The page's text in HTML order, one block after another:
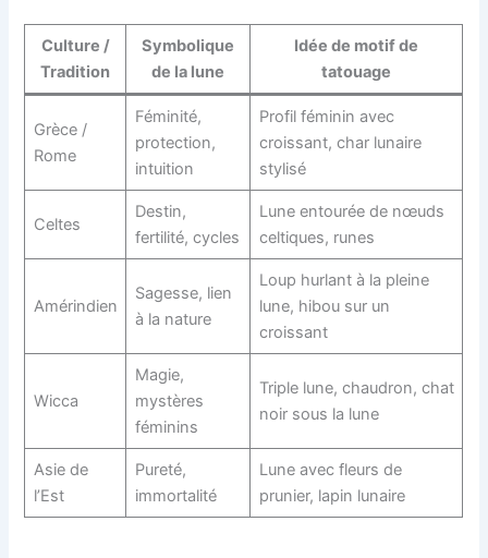
Culture /
Tradition
Symbolique
de la lune
Idée de motif de
tatouage
Grèce /
Rome
Féminité,
protection,
intuition
Profil féminin avec
croissant, char lunaire
stylisé
Celtes
Destin,
fertilité, cycles
Lune entourée de nœuds
celtiques, runes
Amérindien
Sagesse, lien
à la nature
Loup hurlant à la pleine
lune, hibou sur un
croissant
Wicca
Magie,
mystères
féminins
Triple lune, chaudron, chat
noir sous la lune
Asie de
l’Est
Pureté,
immortalité
Lune avec fleurs de
prunier, lapin lunaire